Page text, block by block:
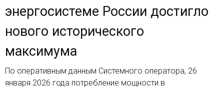
энергосистеме России достигло
нового исторического
максимума
По оперативным данным Системного оператора, 26
января 2026 года потребление мощности в